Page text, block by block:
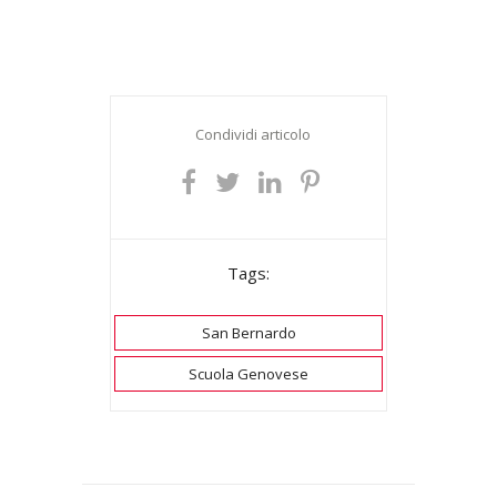
Condividi articolo
Tags:
San Bernardo
Scuola Genovese